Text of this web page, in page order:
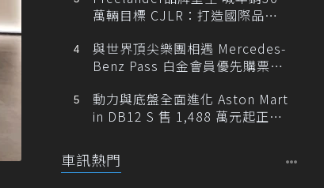
萬輛目標 CJLR：打造國際品牌
與世界頂尖樂團相遇 Mercedes-
Benz Pass 白金會員優先購票維
動力與底盤全面進化 Aston Mart
in DB12 S 售 1,488 萬元起正式
車訊熱門